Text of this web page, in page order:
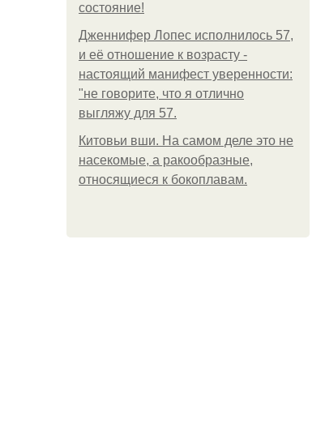
состояние!
Дженнифер Лопес исполнилось 57,
и её отношение к возрасту -
настоящий манифест уверенности:
"не говорите, что я отлично
выгляжу для 57.
Китовьи вши. На самом деле это не
насекомые, а ракообразные,
относящиеся к бокоплавам.